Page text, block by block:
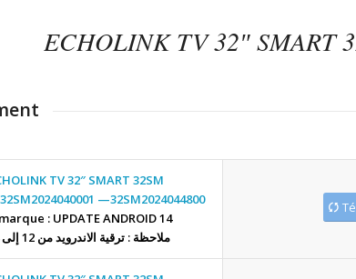
ECHOLINK TV 32″ SMART
TV 32″ SMART 32SM
—32SM2024044800
: UPDATE ANDROID 14
ملاحظة : ترقية الاندرويد من 12 إلى 14